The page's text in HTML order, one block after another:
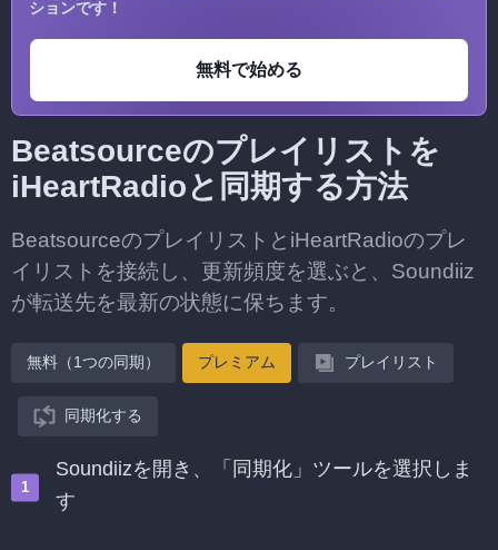
ションです！
無料で始める
Beatsourceのプレイリストを
iHeartRadioと同期する方法
BeatsourceのプレイリストとiHeartRadioのプレ
イリストを接続し、更新頻度を選ぶと、Soundiiz
が転送先を最新の状態に保ちます。
無料（1つの同期） プレミアム プレイリスト
同期化する
Soundiizを開き、「同期化」ツールを選択しま
す